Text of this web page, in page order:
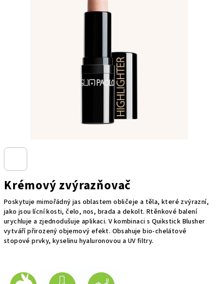
Krémový zvýrazňovač
Poskytuje mimořádný jas oblastem obličeje a těla, které zvýrazní,
jako jsou lícní kosti, čelo, nos, brada a dekolt. Rtěnkové balení
urychluje a zjednodušuje aplikaci. V kombinaci s Quikstick Blusher
vytváří přirozený objemový efekt. Obsahuje bio-chelátové
stopové prvky, kyselinu hyaluronovou a UV filtry.